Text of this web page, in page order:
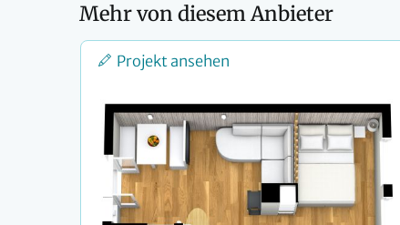
Mehr von diesem Anbieter
Projekt ansehen